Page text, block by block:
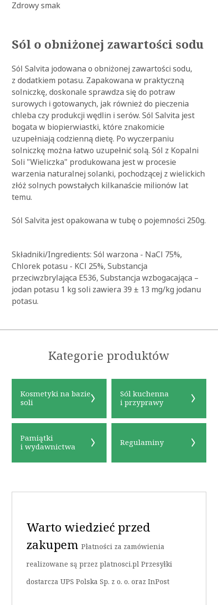
Zdrowy smak
Sól o obniżonej zawartości sodu
Sól Salvita jodowana o obniżonej zawartości sodu,
z dodatkiem potasu. Zapakowana w praktyczną
solniczkę, doskonale sprawdza się do potraw
surowych i gotowanych, jak również do pieczenia
chleba czy produkcji wędlin i serów. Sól Salvita jest
bogata w biopierwiastki, które znakomicie
uzupełniają codzienną dietę. Po wyczerpaniu
solniczkę można łatwo uzupełnić solą. Sól z Kopalni
Soli "Wieliczka" produkowana jest w procesie
warzenia naturalnej solanki, pochodzącej z wielickich
złóż solnych powstałych kilkanaście milionów lat
temu.
Sól Salvita jest opakowana w tubę o pojemności 250g.
Składniki/Ingredients: Sól warzona - NaCl 75%,
Chlorek potasu - KCl 25%, Substancja
przeciwzbrylająca E536, Substancja wzbogacająca –
jodan potasu 1 kg soli zawiera 39 ± 13 mg/kg jodanu
potasu.
Kategorie produktów
Kosmetyki na bazie
soli
Sól kuchenna
i przyprawy
Pamiątki
i wydawnictwa Regulaminy
Warto wiedzieć przed
zakupem Płatności za zamówienia
realizowane są przez platnosci.pl Przesyłki
dostarcza UPS Polska Sp. z o. o. oraz InPost
OK